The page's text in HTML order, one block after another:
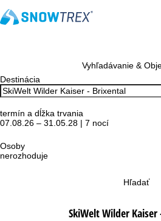
Vyhľadávanie &
Destinácia
termín a dĺžka trvania
07.08.26 – 31.05.28 | 7 nocí
Osoby
nerozhoduje
Hľadať
SkiWelt Wilder